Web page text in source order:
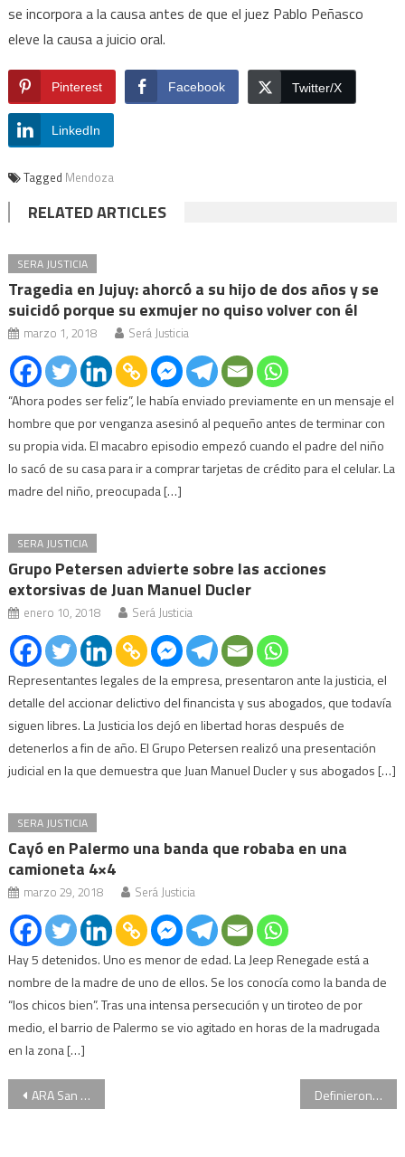
se incorpora a la causa antes de que el juez Pablo Peñasco
eleve la causa a juicio oral.
Pinterest Facebook Twitter/X
LinkedIn
Tagged Mendoza
RELATED ARTICLES
SERA JUSTICIA
Tragedia en Jujuy: ahorcó a su hijo de dos años y se
suicidó porque su exmujer no quiso volver con él
marzo 1, 2018 Será Justicia
“Ahora podes ser feliz”, le había enviado previamente en un mensaje el
hombre que por venganza asesinó al pequeño antes de terminar con
su propia vida. El macabro episodio empezó cuando el padre del niño
lo sacó de su casa para ir a comprar tarjetas de crédito para el celular. La
madre del niño, preocupada […]
SERA JUSTICIA
Grupo Petersen advierte sobre las acciones
extorsivas de Juan Manuel Ducler
enero 10, 2018 Será Justicia
Representantes legales de la empresa, presentaron ante la justicia, el
detalle del accionar delictivo del financista y sus abogados, que todavía
siguen libres. La Justicia los dejó en libertad horas después de
detenerlos a fin de año. El Grupo Petersen realizó una presentación
judicial en la que demuestra que Juan Manuel Ducler y sus abogados […]
SERA JUSTICIA
Cayó en Palermo una banda que robaba en una
camioneta 4×4
marzo 29, 2018 Será Justicia
Hay 5 detenidos. Uno es menor de edad. La Jeep Renegade está a
nombre de la madre de uno de ellos. Se los conocía como la banda de
“los chicos bien”. Tras una intensa persecución y un tiroteo de por
medio, el barrio de Palermo se vio agitado en horas de la madrugada
en la zona […]
Navegación
ARA San Juan: citaron a declarar a diez miembros de la Armada Definieron el reparto de las comisiones en la Cámara de Diputados